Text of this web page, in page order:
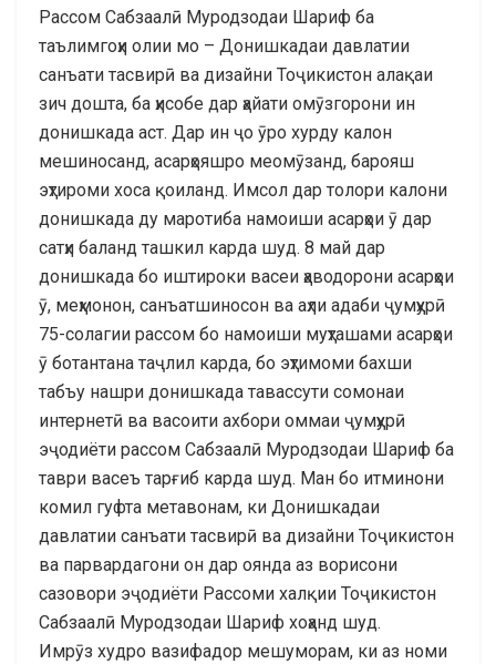
Рассом Сабзаалӣ Муродзодаи Шариф ба
таълимгоҳи олии мо – Донишкадаи давлатии
санъати тасвирӣ ва дизайни Тоҷикистон алақаи
зич дошта, ба ҳисобе дар ҳайати омӯзгорони ин
донишкада аст. Дар ин ҷо ӯро хурду калон
мешиносанд, асарҳояшро меомӯзанд, барояш
эҳтироми хоса қоиланд. Имсол дар толори калони
донишкада ду маротиба намоиши асарҳои ӯ дар
сатҳи баланд ташкил карда шуд. 8 май дар
донишкада бо иштироки васеи ҳаводорони асарҳои
ӯ, меҳмонон, санъатшиносон ва аҳли адаби ҷумҳурӣ
75-солагии рассом бо намоиши муҳташами асарҳои
ӯ ботантана таҷлил карда, бо эҳтимоми бахши
табъу нашри донишкада тавассути сомонаи
интернетӣ ва васоити ахбори оммаи ҷумҳурӣ
эҷодиёти рассом Сабзаалӣ Муродзодаи Шариф ба
таври васеъ тарғиб карда шуд. Ман бо итминони
комил гуфта метавонам, ки Донишкадаи
давлатии санъати тасвирӣ ва дизайни Тоҷикистон
ва парвардагони он дар оянда аз ворисони
сазовори эҷодиёти Рассоми халқии Тоҷикистон
Сабзаалӣ Муродзодаи Шариф хоҳанд шуд.
Имрӯз худро вазифадор мешуморам, ки аз номи